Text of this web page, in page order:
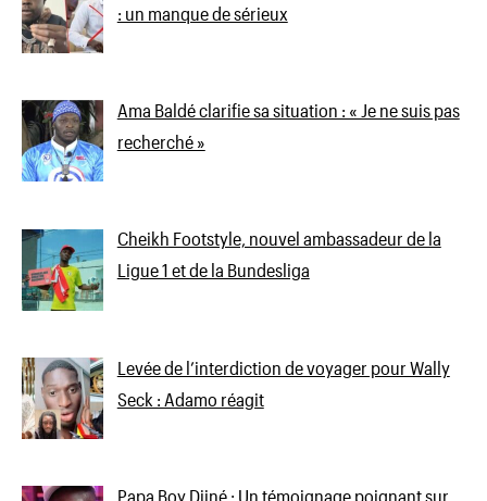
: un manque de sérieux
Ama Baldé clarifie sa situation : « Je ne suis pas
recherché »
Cheikh Footstyle, nouvel ambassadeur de la
Ligue 1 et de la Bundesliga
Levée de l’interdiction de voyager pour Wally
Seck : Adamo réagit
Papa Boy Djiné : Un témoignage poignant sur